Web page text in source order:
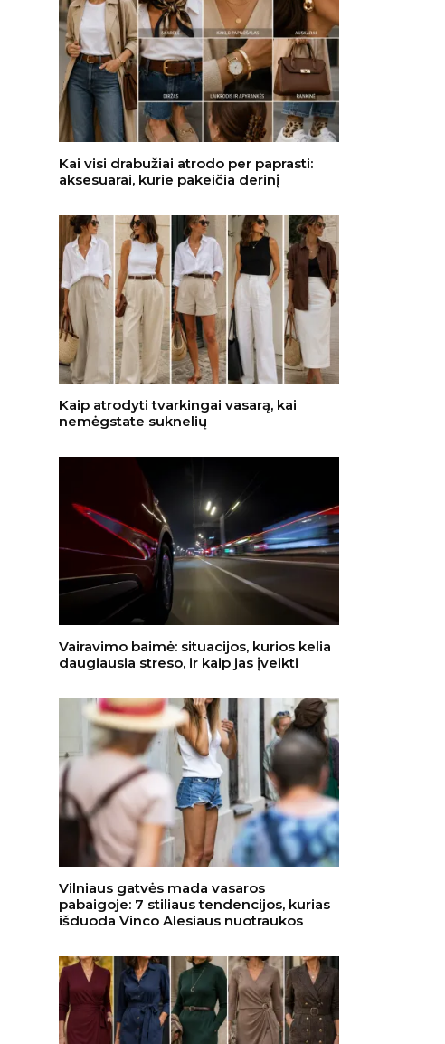
Kai visi drabužiai atrodo per paprasti:
aksesuarai, kurie pakeičia derinį
Kaip atrodyti tvarkingai vasarą, kai
nemėgstate suknelių
Vairavimo baimė: situacijos, kurios kelia
daugiausia streso, ir kaip jas įveikti
Vilniaus gatvės mada vasaros
pabaigoje: 7 stiliaus tendencijos, kurias
išduoda Vinco Alesiaus nuotraukos